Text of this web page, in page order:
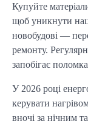
Купуйте
щоб уникнути
новобудові —
ремонту.
запобігає
У 2026 році
керувати
вночі за нічним